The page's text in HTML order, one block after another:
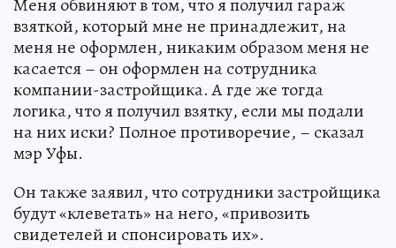
Меня обвиняют в том, что я получил гараж
взяткой, который мне не принадлежит, на
меня не оформлен, никаким образом меня не
касается – он оформлен на сотрудника
компании-застройщика. А где же тогда
логика, что я получил взятку, если мы подали
на них иски? Полное противоречие, – сказал
мэр Уфы.
Он также заявил, что сотрудники застройщика
будут «клеветать» на него, «привозить
свидетелей и спонсировать их».